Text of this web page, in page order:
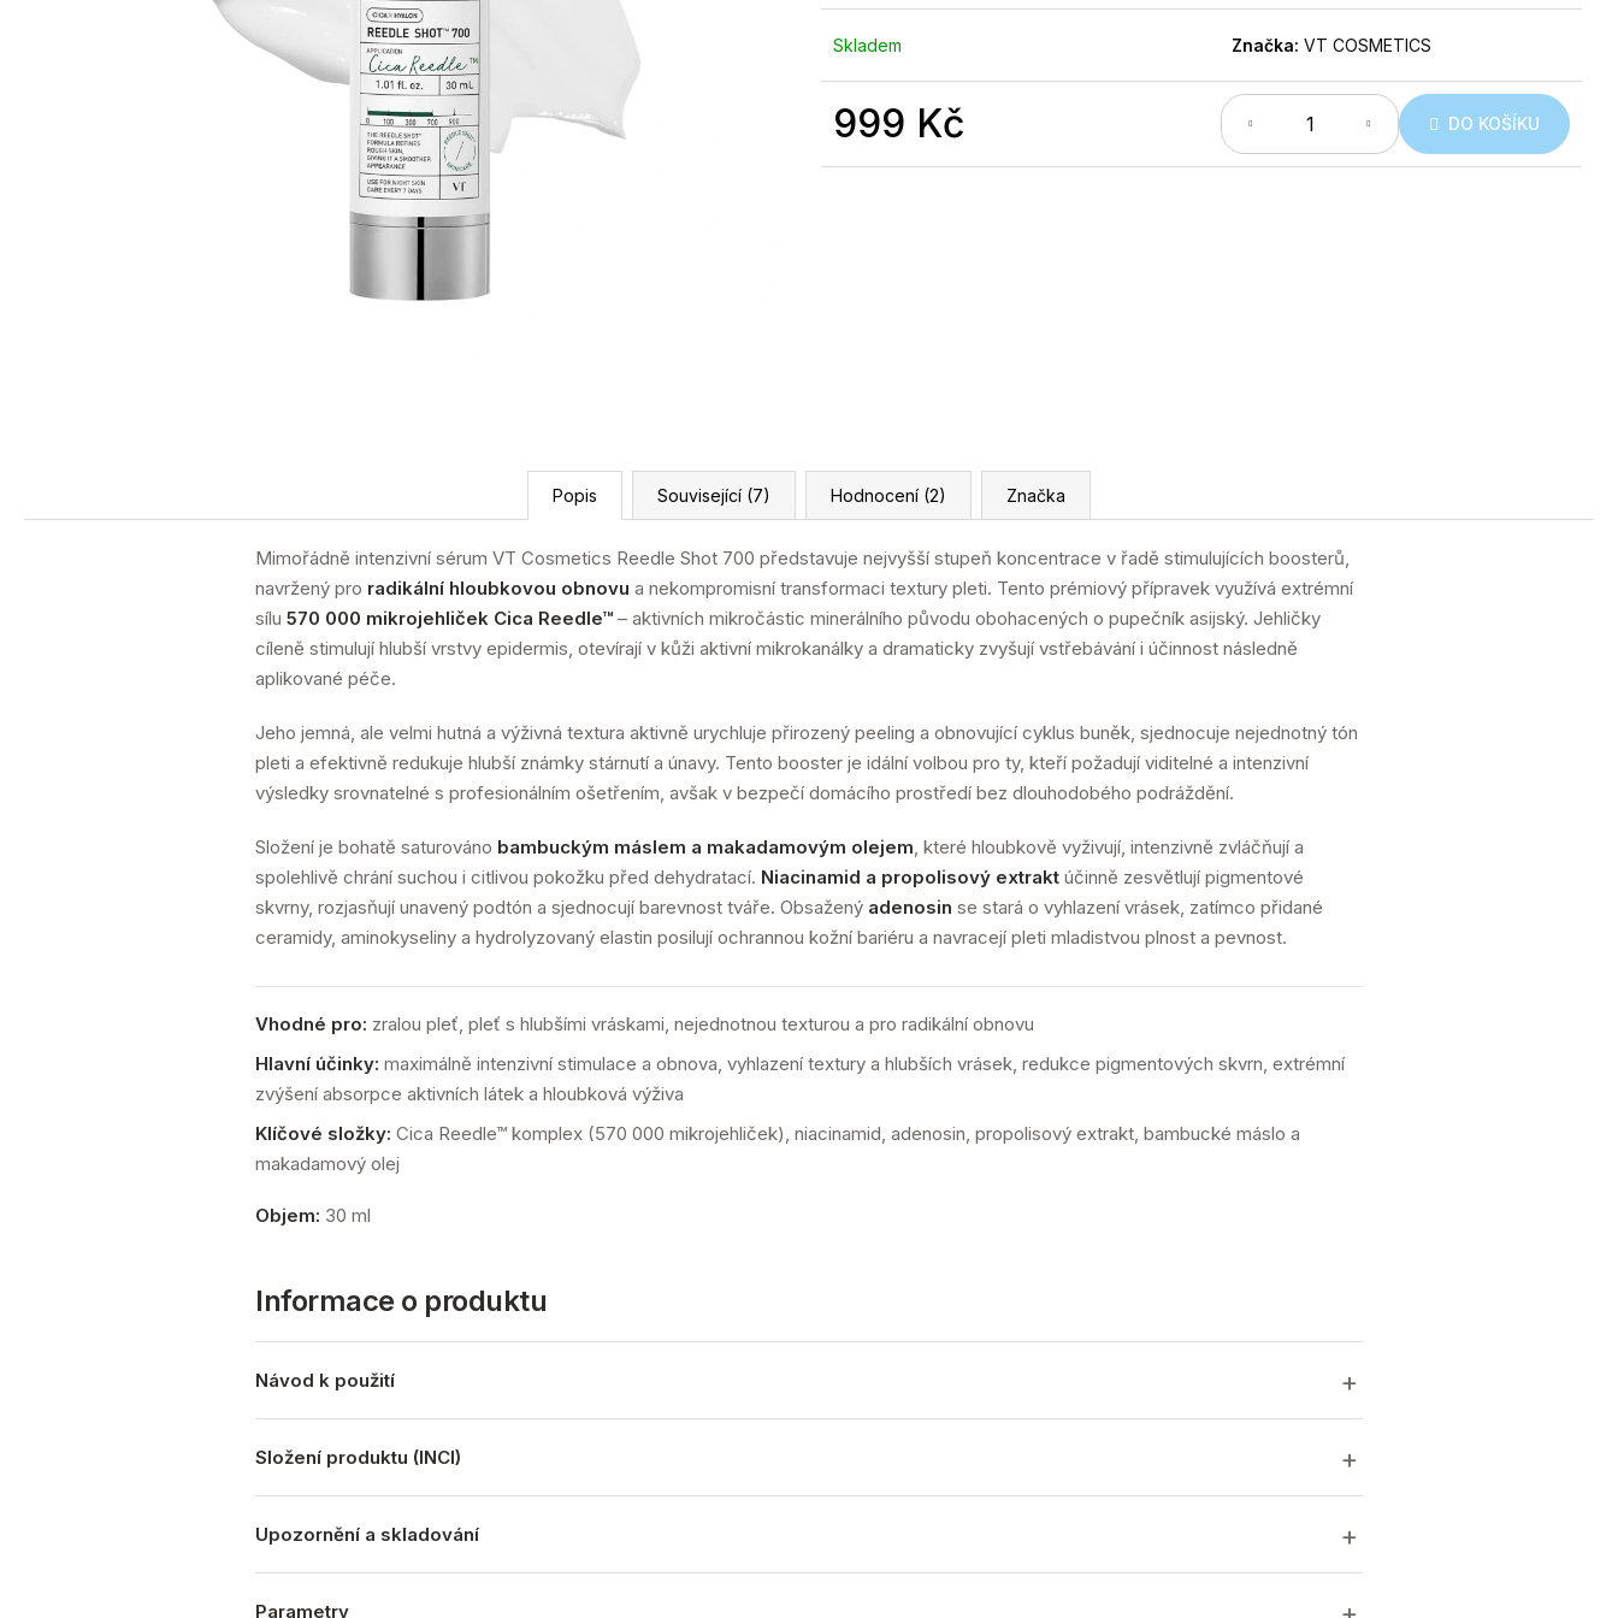
Skladem Značka: VT COSMETICS
999 Kč DO KOŠÍKU
Popis Související (7) Hodnocení (2) Značka
Mimořádně intenzivní sérum VT Cosmetics Reedle Shot 700 představuje nejvyšší stupeň koncentrace v řadě stimulujících boosterů,
navržený pro radikální hloubkovou obnovu a nekompromisní transformaci textury pleti. Tento prémiový přípravek využívá extrémní
sílu 570 000 mikrojehliček Cica Reedle™ – aktivních mikročástic minerálního původu obohacených o pupečník asijský. Jehličky
cíleně stimulují hlubší vrstvy epidermis, otevírají v kůži aktivní mikrokanálky a dramaticky zvyšují vstřebávání i účinnost následně
aplikované péče.
Jeho jemná, ale velmi hutná a výživná textura aktivně urychluje přirozený peeling a obnovující cyklus buněk, sjednocuje nejednotný tón
pleti a efektivně redukuje hlubší známky stárnutí a únavy. Tento booster je idální volbou pro ty, kteří požadují viditelné a intenzivní
výsledky srovnatelné s profesionálním ošetřením, avšak v bezpečí domácího prostředí bez dlouhodobého podráždění.
Složení je bohatě saturováno bambuckým máslem a makadamovým olejem, které hloubkově vyživují, intenzivně zvláčňují a
spolehlivě chrání suchou i citlivou pokožku před dehydratací. Niacinamid a propolisový extrakt účinně zesvětlují pigmentové
skvrny, rozjasňují unavený podtón a sjednocují barevnost tváře. Obsažený adenosin se stará o vyhlazení vrásek, zatímco přidané
ceramidy, aminokyseliny a hydrolyzovaný elastin posilují ochrannou kožní bariéru a navracejí pleti mladistvou plnost a pevnost.
Vhodné pro: zralou pleť, pleť s hlubšími vráskami, nejednotnou texturou a pro radikální obnovu
Hlavní účinky: maximálně intenzivní stimulace a obnova, vyhlazení textury a hlubších vrásek, redukce pigmentových skvrn, extrémní
zvýšení absorpce aktivních látek a hloubková výživa
Klíčové složky: Cica Reedle™ komplex (570 000 mikrojehliček), niacinamid, adenosin, propolisový extrakt, bambucké máslo a
makadamový olej
Objem: 30 ml
Informace o produktu
Návod k použití
Složení produktu (INCI)
Upozornění a skladování
Parametry